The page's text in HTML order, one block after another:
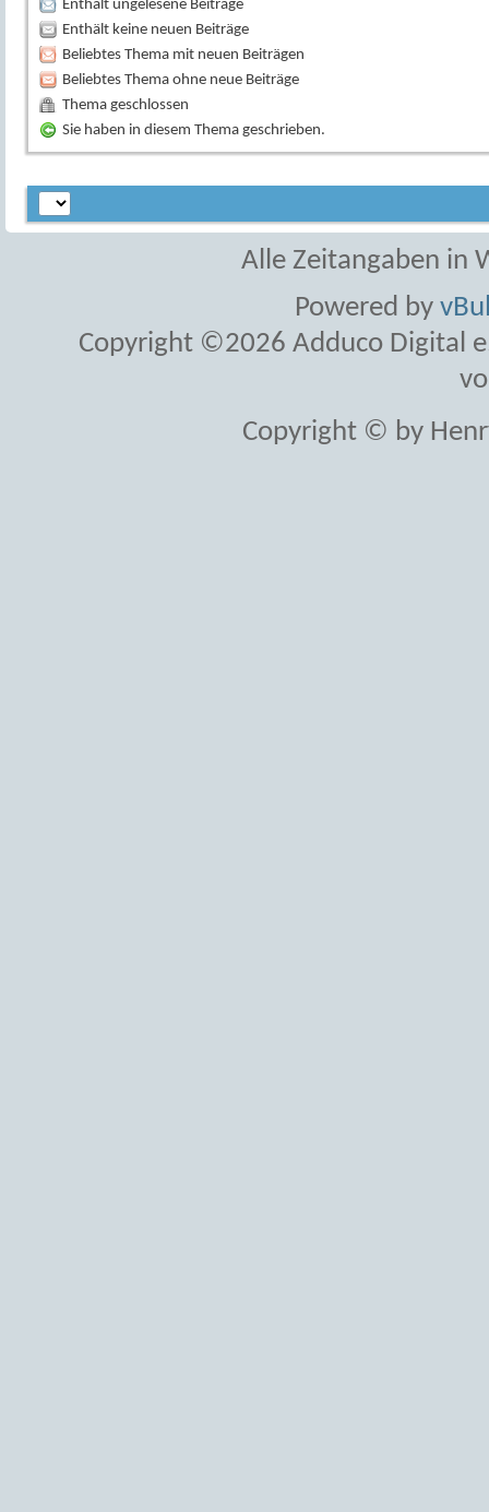
Enthält ungelesene Beiträge
Enthält keine neuen Beiträge
Beliebtes Thema mit neuen Beiträgen
Beliebtes Thema ohne neue Beiträge
Thema geschlossen
Sie haben in diesem Thema geschrieben.
Alle Zeitangaben in
Powered by
Copyright ©2026 Adduco Digital
Copyright © by